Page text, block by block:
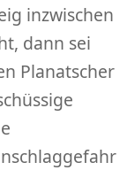
inzwischen
dann sei
Planatscher